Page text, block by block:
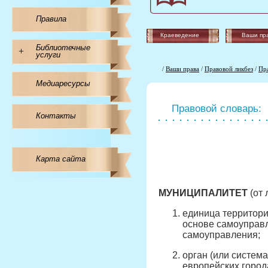
Правила
+
Библиотечные
услуги
Медиаресурсы
Контакты
Карта сайта
Краеведение Ваши
/ Ваши права / Правовой ликбез /
Правовой словарь:
МУНИЦИПАЛИТЕТ (от
единица
основе
самоуправления;
орган (или
европейских